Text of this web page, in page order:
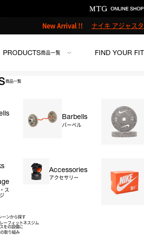
New Arrival !! ナイキ アジャス
PRODUCTS商品一覧 FIND YOUR FIT
商品一覧
Barbells
バーベル
ス
Accessories
アクセサリー
ーンから探す
ー
を
フィットネスジム
の設備に
取り組み